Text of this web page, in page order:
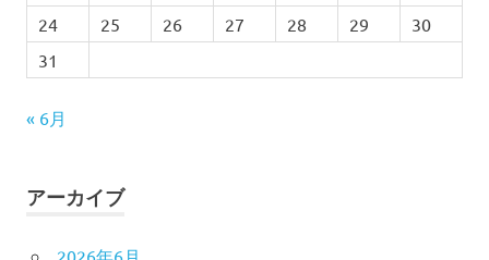
24
25 26 27 28 29
30
31
« 6月
アーカイブ
2026年6月